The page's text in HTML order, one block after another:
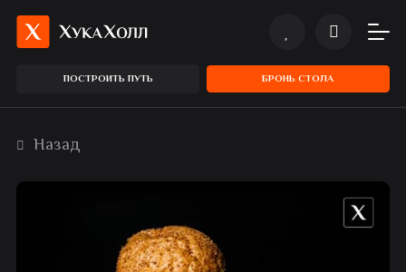
ПОСТРОИТЬ ПУТЬ БРОНЬ СТОЛА
Назад